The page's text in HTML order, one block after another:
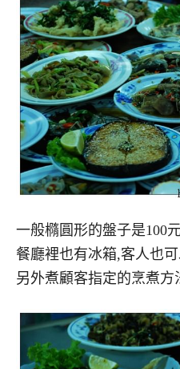
一般橢圓形的盤子是100
餐廳裡也有冰箱,客人也
另外煮顧客指定的烹煮方